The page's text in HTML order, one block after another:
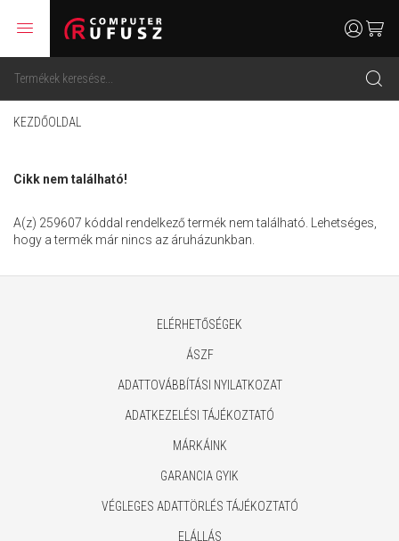
menu
search
usercart
KEZDŐOLDAL
Cikk nem található!
A(z) 259607 kóddal rendelkező termék nem található. Lehetséges,
hogy a termék már nincs az áruházunkban.
ELÉRHETŐSÉGEK
ÁSZF
ADATTOVÁBBÍTÁSI NYILATKOZAT
ADATKEZELÉSI TÁJÉKOZTATÓ
MÁRKÁINK
GARANCIA GYIK
VÉGLEGES ADATTÖRLÉS TÁJÉKOZTATÓ
ELÁLLÁS